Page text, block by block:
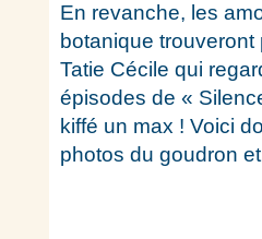
En revanche, les
botanique trouveront
Tatie Cécile qui
épisodes de «
kiffé un max ! Voici
photos du goudron